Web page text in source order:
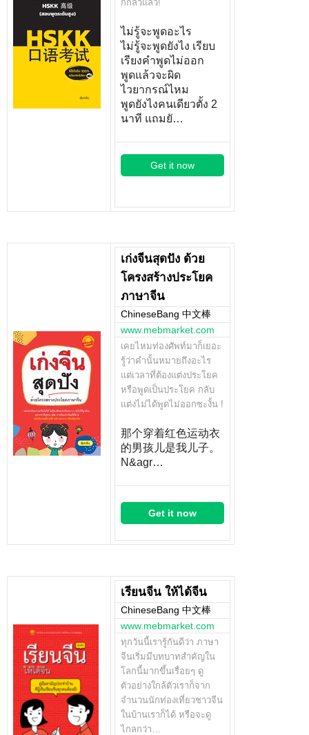
ก็กลัวแล้ว!
ไม่รู้จะพูดอะไร
ไม่รู้จะพูดยังไง เรียบ
เรียงคำพูดไม่ออก
พูดแล้วจะผิด
ไวยากรณ์ไหม
พูดยังไงคนเดียวตั้ง 2
นาที แถมยั…
Get it now
เก่งจีนสุดปัง ด้วย
โครงสร้างประโยค
ภาษาจีน
ChineseBang 中文棒
www.mebmarket.com
เคยไหมท่องศัพท์มาก็เยอะ
รู้ว่าคำนั้นหมายถึงอะไร
แต่เวลาที่ต้องแต่งประโยค
หรือพูดเป็นประโยค กลับ
แต่งไม่ได้พูดไม่ออกซะงั้น !
那个穿着红色运动衣
的男孩儿是我儿子。
N&agr…
Get it now
เรียนจีน ให้ได้จีน
ChineseBang 中文棒
www.mebmarket.com
ทุกวันนี้เรารู้กันดีว่า ภาษา
จีนเริ่มมีบทบาทสำคัญใน
โลกนี้มากขึ้นเรื่อยๆ ดู
ตัวอย่างใกล้ตัวเราก็จาก
จำนวนนักท่องเที่ยวชาวจีน
ในบ้านเราก็ได้ หรือจะดู
ไกลกว่า…